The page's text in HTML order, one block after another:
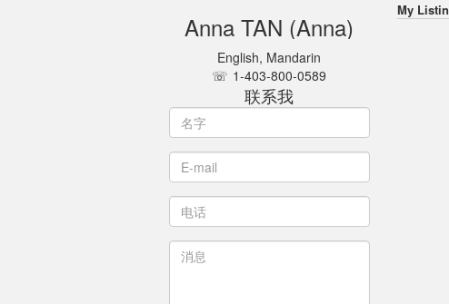
Anna TAN Anna
English, Mandarin
1-403-800-0589
联系我
My